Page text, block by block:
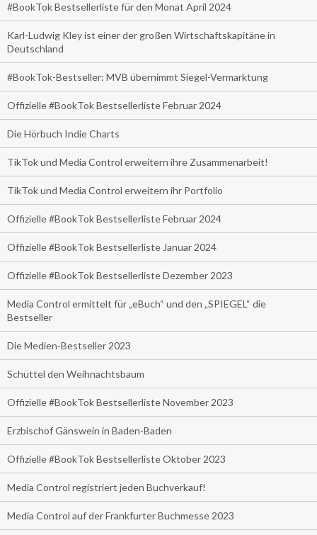
#BookTok Bestsellerliste für den Monat April 2024
Karl-Ludwig Kley ist einer der großen Wirtschaftskapitäne in
Deutschland
#BookTok-Bestseller: MVB übernimmt Siegel-Vermarktung
Offizielle #BookTok Bestsellerliste Februar 2024
Die Hörbuch Indie Charts
TikTok und Media Control erweitern ihre Zusammenarbeit!
TikTok und Media Control erweitern ihr Portfolio
Offizielle #BookTok Bestsellerliste Februar 2024
Offizielle #BookTok Bestsellerliste Januar 2024
Offizielle #BookTok Bestsellerliste Dezember 2023
Media Control ermittelt für „eBuch“ und den „SPIEGEL“ die
Bestseller
Die Medien-Bestseller 2023
Schüttel den Weihnachtsbaum
Offizielle #BookTok Bestsellerliste November 2023
Erzbischof Gänswein in Baden-Baden
Offizielle #BookTok Bestsellerliste Oktober 2023
Media Control registriert jeden Buchverkauf!
Media Control auf der Frankfurter Buchmesse 2023